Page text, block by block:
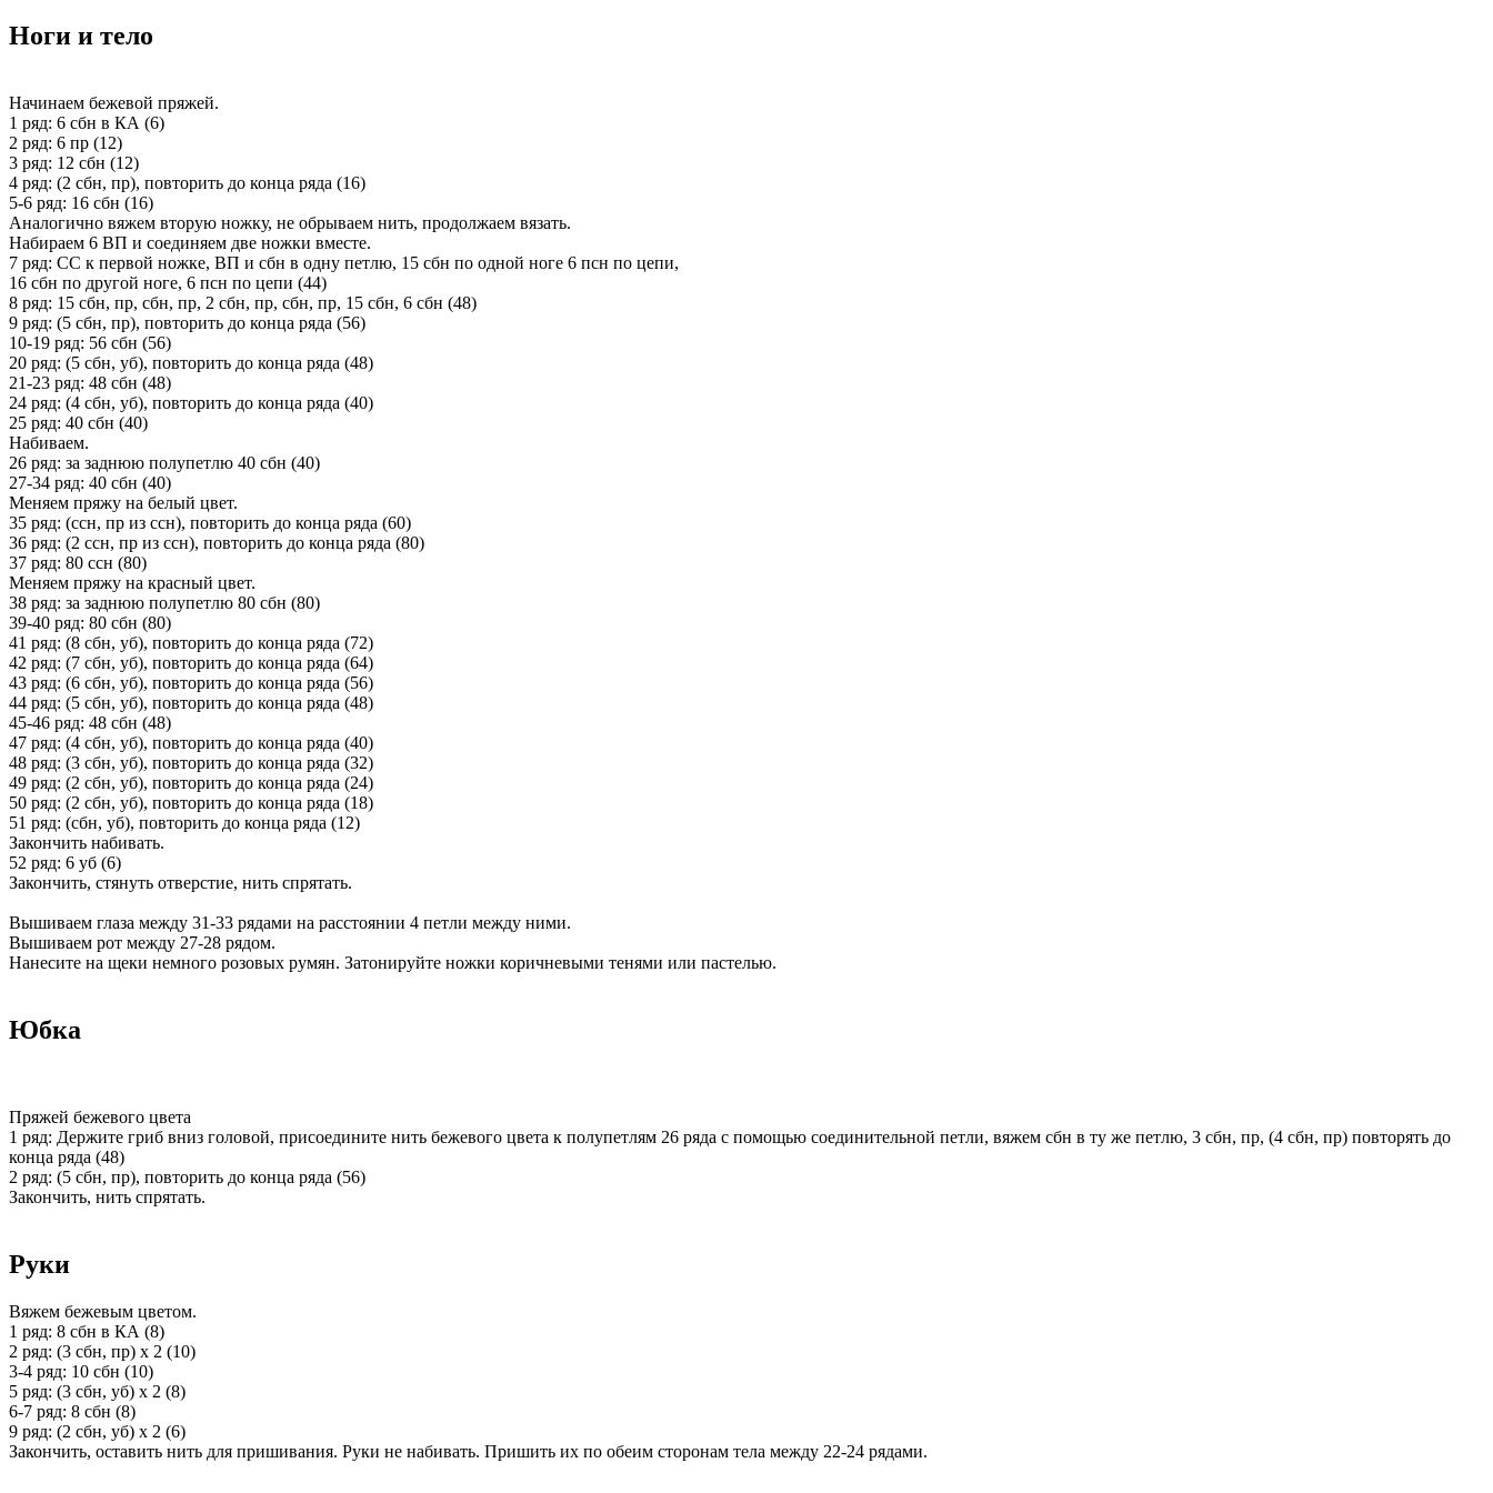
Ноги и тело
Начинаем бежевой пряжей.
1 ряд: 6 сбн в КА (6)
2 ряд: 6 пр (12)
3 ряд: 12 сбн (12)
4 ряд: (2 сбн, пр), повторить до конца ряда (16)
5-6 ряд: 16 сбн (16)
Аналогично вяжем вторую ножку, не обрываем нить, продолжаем вязать.
Набираем 6 ВП и соединяем две ножки вместе.
7 ряд: СС к первой ножке, ВП и сбн в одну петлю, 15 сбн по одной ноге 6 псн по цепи,
16 сбн по другой ноге, 6 псн по цепи (44)
8 ряд: 15 сбн, пр, сбн, пр, 2 сбн, пр, сбн, пр, 15 сбн, 6 сбн (48)
9 ряд: (5 сбн, пр), повторить до конца ряда (56)
10-19 ряд: 56 сбн (56)
20 ряд: (5 сбн, уб), повторить до конца ряда (48)
21-23 ряд: 48 сбн (48)
24 ряд: (4 сбн, уб), повторить до конца ряда (40)
25 ряд: 40 сбн (40)
Набиваем.
26 ряд: за заднюю полупетлю 40 сбн (40)
27-34 ряд: 40 сбн (40)
Меняем пряжу на белый цвет.
35 ряд: (ссн, пр из ссн), повторить до конца ряда (60)
36 ряд: (2 ссн, пр из ссн), повторить до конца ряда (80)
37 ряд: 80 ссн (80)
Меняем пряжу на красный цвет.
38 ряд: за заднюю полупетлю 80 сбн (80)
39-40 ряд: 80 сбн (80)
41 ряд: (8 сбн, уб), повторить до конца ряда (72)
42 ряд: (7 сбн, уб), повторить до конца ряда (64)
43 ряд: (6 сбн, уб), повторить до конца ряда (56)
44 ряд: (5 сбн, уб), повторить до конца ряда (48)
45-46 ряд: 48 сбн (48)
47 ряд: (4 сбн, уб), повторить до конца ряда (40)
48 ряд: (3 сбн, уб), повторить до конца ряда (32)
49 ряд: (2 сбн, уб), повторить до конца ряда (24)
50 ряд: (2 сбн, уб), повторить до конца ряда (18)
51 ряд: (сбн, уб), повторить до конца ряда (12)
Закончить набивать.
52 ряд: 6 уб (6)
Закончить, стянуть отверстие, нить спрятать.
Вышиваем глаза между 31-33 рядами на расстоянии 4 петли между ними.
Вышиваем рот между 27-28 рядом.
Нанесите на щеки немного розовых румян. Затонируйте ножки коричневыми тенями или пастелью.
Юбка
Пряжей бежевого цвета
1 ряд: Держите гриб вниз головой, присоедините нить бежевого цвета к полупетлям 26 ряда с помощью соединительной петли, вяжем сбн в ту же петлю, 3 сбн, пр, (4 сбн, пр) повторять до
конца ряда (48)
2 ряд: (5 сбн, пр), повторить до конца ряда (56)
Закончить, нить спрятать.
Руки
Вяжем бежевым цветом.
1 ряд: 8 сбн в КА (8)
2 ряд: (3 сбн, пр) х 2 (10)
3-4 ряд: 10 сбн (10)
5 ряд: (3 сбн, уб) х 2 (8)
6-7 ряд: 8 сбн (8)
9 ряд: (2 сбн, уб) х 2 (6)
Закончить, оставить нить для пришивания. Руки не набивать. Пришить их по обеим сторонам тела между 22-24 рядами.